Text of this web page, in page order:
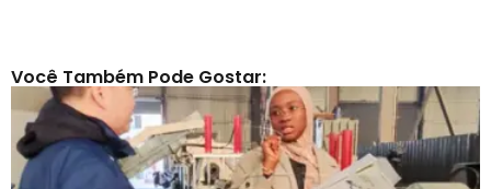
Você Também Pode Gostar: